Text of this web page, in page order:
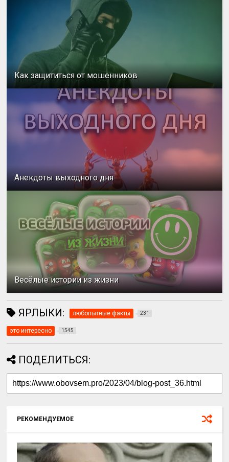
Как защититься от мошенников
Анекдоты выходного дня
Весёлые истории из жизни
ЯРЛЫКИ: любопытные факты 231
это интересно 1545
ПОДЕЛИТЬСЯ:
РЕКОМЕНДУЕМОЕ